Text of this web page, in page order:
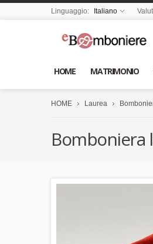
Linguaggio: Italiano
HOME MATRIMONIO
HOME Laurea
Bomboniera